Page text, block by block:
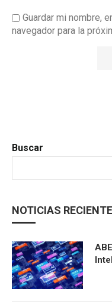
Guardar mi nombre,
navegador para la
Buscar
NOTICIAS